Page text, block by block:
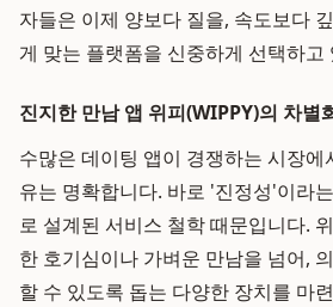
자들은 이제 양보다 질을, 속도보다
게 맞는 플랫폼을 신중하게 선택하고
진지한 만남 앱 위피(WIPPY)의 차별
수많은 데이팅 앱이 경쟁하는 시장에
유는 명확합니다. 바로 '진정성'이라
로 설계된 서비스 철학 때문입니다.
한 호기심이나 가벼운 만남을 넘어,
할 수 있도록 돕는 다양한 장치를 마